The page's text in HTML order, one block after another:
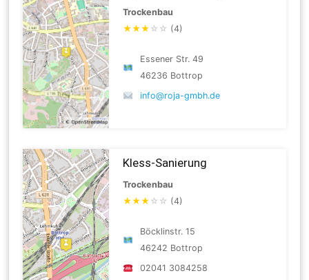
Trockenbau
★★★ ☆ ☆ (4)
Essener Str. 49
46236 Bottrop
info@roja-gmbh.de
Kless-Sanierung
Trockenbau
★★★ ☆ ☆ (4)
Böcklinstr. 15
46242 Bottrop
02041 3084258